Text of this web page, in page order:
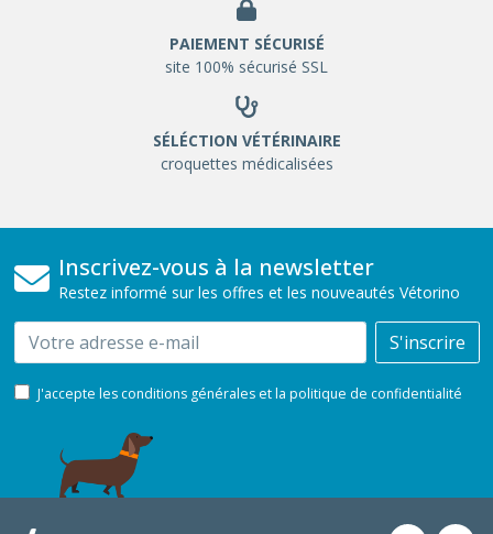
PAIEMENT SÉCURISÉ
site 100% sécurisé SSL
SÉLÉCTION VÉTÉRINAIRE
croquettes médicalisées
Inscrivez-vous à la newsletter
Restez informé sur les offres et les nouveautés Vétorino
Email S'inscrire
J'accepte les conditions générales et la politique de confidentialité